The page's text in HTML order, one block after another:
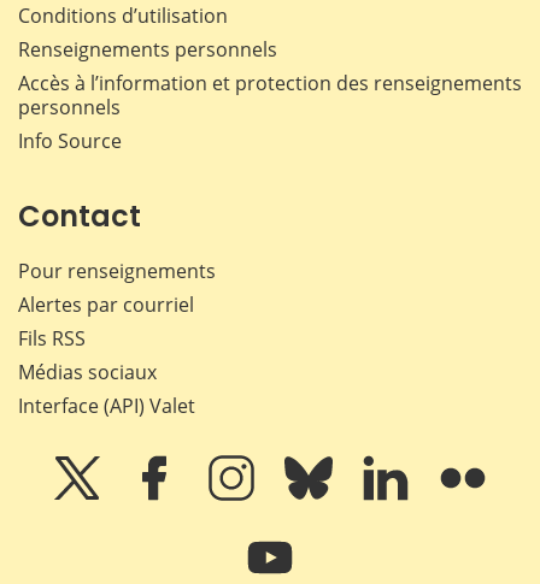
Conditions d’utilisation
Renseignements personnels
Accès à l’information et protection des renseignements
personnels
Info Source
Contact
Pour renseignements
Alertes par courriel
Fils RSS
Médias sociaux
Interface (API) Valet